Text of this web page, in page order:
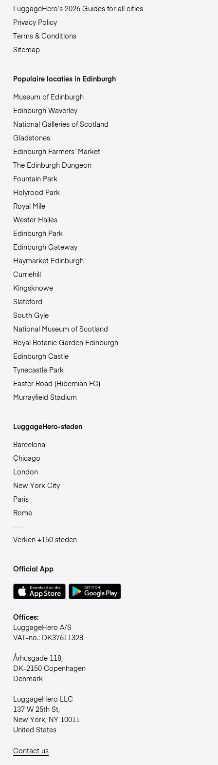
LuggageHero’s 2026 Guides for all cities
Privacy Policy
Terms & Conditions
Sitemap
Populaire locaties in Edinburgh
Museum of Edinburgh
Edinburgh Waverley
National Galleries of Scotland
Gladstones
Edinburgh Farmers’ Market
The Edinburgh Dungeon
Fountain Park
Holyrood Park
Royal Mile
Wester Hailes
Edinburgh Park
Edinburgh Gateway
Haymarket Edinburgh
Curriehill
Kingsknowe
Slateford
South Gyle
National Museum of Scotland
Royal Botanic Garden Edinburgh
Edinburgh Castle
Tynecastle Park
Easter Road (Hibernian FC)
Murrayfield Stadium
LuggageHero-steden
Barcelona
Chicago
London
New York City
Paris
Rome
Verken +150 steden
Official App
Offices:
LuggageHero A/S
VAT-no.: DK37611328
Århusgade 118,
DK-2150 Copenhagen
Denmark
LuggageHero LLC
137 W 25th St,
New York, NY 10011
United States
Contact us